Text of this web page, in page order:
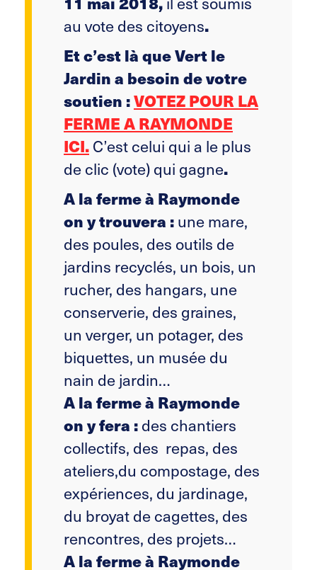
au vote des citoyens.
Et c’est là que Vert le
Jardin a besoin de votre
soutien :VOTEZ POUR LA
FERME A RAYMONDE
ICI.C’est celui qui a le plus
de clic (vote) qui gagne.
A la ferme à Raymonde
on y trouvera :une mare,
des poules, des outils de
jardins recyclés, un bois, un
rucher, des hangars, une
conserverie, des graines,
un verger, un potager, des
biquettes, un musée du
nain de jardin…
A la ferme à Raymonde
on y fera :des chantiers
collectifs, des repas, des
ateliers,du compostage, des
expériences, du jardinage,
du broyat de cagettes, des
rencontres, des projets…
A la ferme à Raymonde